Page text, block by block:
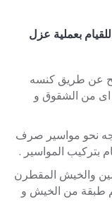
بعملية عزل
عن طريق كنسه
اى من الشقوق و
نحو مواسير صرف
بتركيب المواسير .
والخيش المقطرن
طبقة من الخيش و